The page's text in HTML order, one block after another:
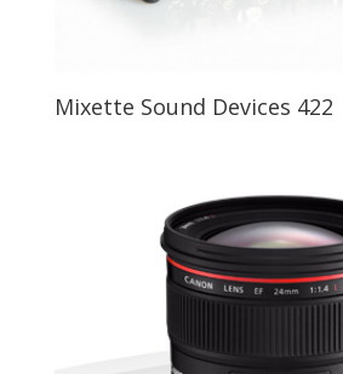
Mixette Sound Devices 422